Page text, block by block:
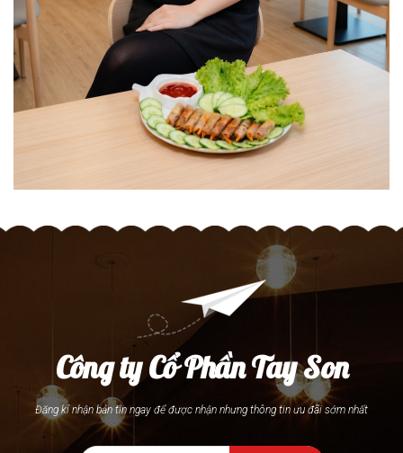
Công ty Cổ Phần Tay Son
Đăng kí nhận bản tin ngay để được nhận nhưng thông tin ưu đãi sớm nhất